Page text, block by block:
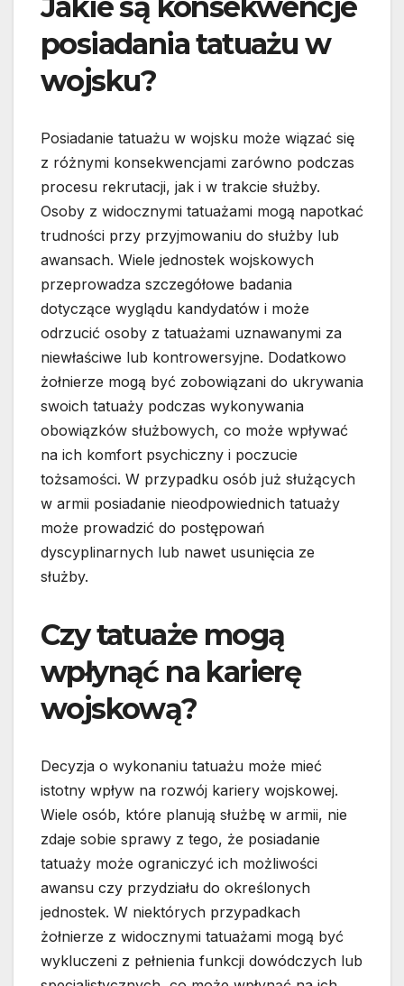
posiadania tatuażu w
wojsku?
Posiadanie tatuażu w wojsku może wiązać się
z różnymi konsekwencjami zarówno podczas
procesu rekrutacji, jak i w trakcie służby.
Osoby z widocznymi tatuażami mogą napotkać
trudności przy przyjmowaniu do służby lub
awansach. Wiele jednostek wojskowych
przeprowadza szczegółowe badania
dotyczące wyglądu kandydatów i może
odrzucić osoby z tatuażami uznawanymi za
niewłaściwe lub kontrowersyjne. Dodatkowo
żołnierze mogą być zobowiązani do ukrywania
swoich tatuaży podczas wykonywania
obowiązków służbowych, co może wpływać
na ich komfort psychiczny i poczucie
tożsamości. W przypadku osób już służących
w armii posiadanie nieodpowiednich tatuaży
może prowadzić do postępowań
dyscyplinarnych lub nawet usunięcia ze
służby.
Czy tatuaże mogą
wpłynąć na karierę
wojskową?
Decyzja o wykonaniu tatuażu może mieć
istotny wpływ na rozwój kariery wojskowej.
Wiele osób, które planują służbę w armii, nie
zdaje sobie sprawy z tego, że posiadanie
tatuaży może ograniczyć ich możliwości
awansu czy przydziału do określonych
jednostek. W niektórych przypadkach
żołnierze z widocznymi tatuażami mogą być
wykluczeni z pełnienia funkcji dowódczych lub